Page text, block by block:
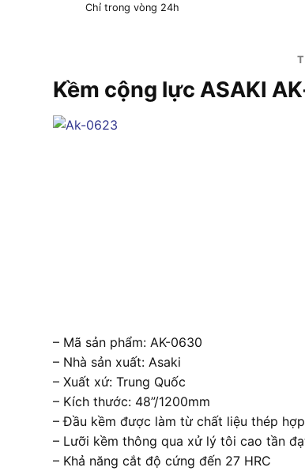
Chỉ trong vòng 24h
Kềm cộng lực ASAKI
– Mã sản phẩm: AK-0630
– Nhà sản xuất: Asaki
– Xuất xứ: Trung Quốc
– Kích thước: 48”/1200mm
– Đầu kềm được làm từ chất liệu thép
– Lưỡi kềm thông qua xử lý tôi cao tần
– Khả năng cắt độ cứng đến 27 HRC